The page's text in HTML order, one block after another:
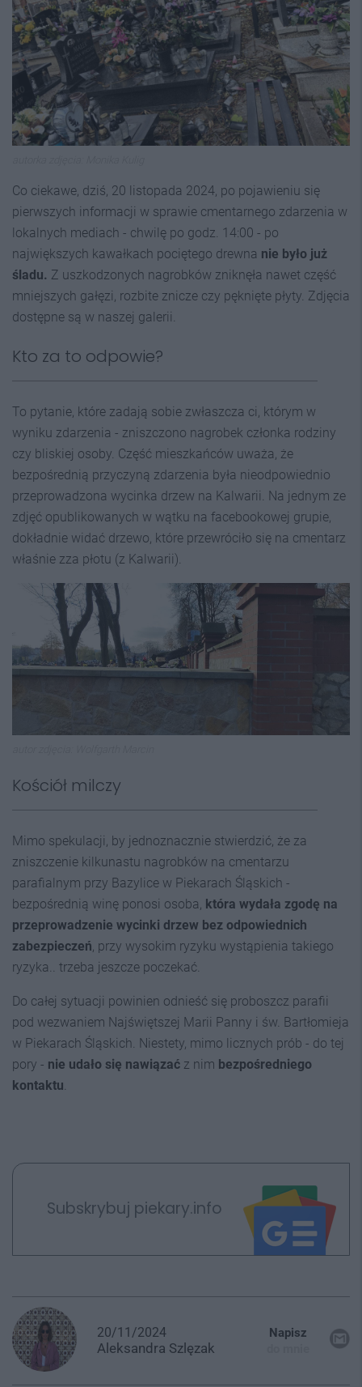
Co ciekawe, dziś, 20 listopada 2024, po pojawieniu się
pierwszych informacji w sprawie cmentarnego zdarzenia w
lokalnych mediach - chwilę po godz. 14:00 - po
największych kawałkach pociętego drewna nie było już
śladu. Z uszkodzonych nagrobków zniknęła nawet część
mniejszych gałęzi, rozbite znicze czy pęknięte płyty. Zdjęcia
dostępne są w naszej galerii.
Kto za to odpowie?
To pytanie, które zadają sobie zwłaszcza ci, którym w
wyniku zdarzenia - zniszczono nagrobek członka rodziny
czy bliskiej osoby. Część mieszkańców uważa, że
bezpośrednią przyczyną zdarzenia była nieodpowiednio
przeprowadzona wycinka drzew na Kalwarii. Na jednym ze
zdjęć opublikowanych w wątku na facebookowej grupie,
dokładnie widać drzewo, które przewróciło się na cmentarz
właśnie zza płotu (z Kalwarii).
Kościół milczy
Mimo spekulacji, by jednoznacznie stwierdzić, że za
zniszczenie kilkunastu nagrobków na cmentarzu
parafialnym przy Bazylice w Piekarach Śląskich -
bezpośrednią winę ponosi osoba, która wydała zgodę na
przeprowadzenie wycinki drzew bez odpowiednich
zabezpieczeń , przy wysokim ryzyku wystąpienia takiego
ryzyka.. trzeba jeszcze poczekać.
Do całej sytuacji powinien odnieść się proboszcz parafii
pod wezwaniem Najświętszej Marii Panny i św. Bartłomieja
w Piekarach Śląskich. Niestety, mimo licznych prób - do tej
pory - nie udało się nawiązać z nim bezpośredniego
kontaktu
Subskrybuj piekary.info
20/11/2024
Aleksandra Szlęzak
Napisz